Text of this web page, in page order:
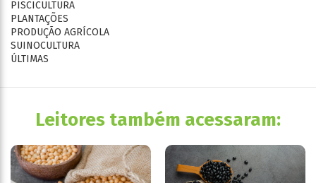
PISCICULTURA
PLANTAÇÕES
PRODUÇÃO AGRÍCOLA
SUINOCULTURA
ÚLTIMAS
Leitores também acessaram: